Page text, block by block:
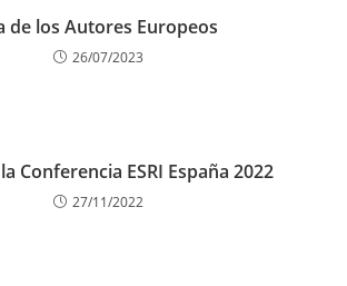
de los Autores Europeos
26/07/2023
Conferencia ESRI España 2022
27/11/2022